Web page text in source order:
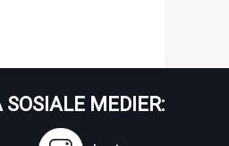
SOSIALE MEDIER: